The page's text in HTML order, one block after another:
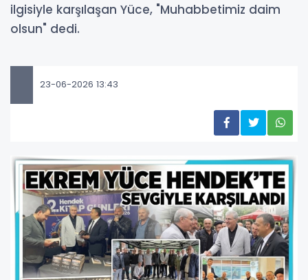
ilgisiyle karşılaşan Yüce, "Muhabbetimiz daim
olsun" dedi.
23-06-2026 13:43